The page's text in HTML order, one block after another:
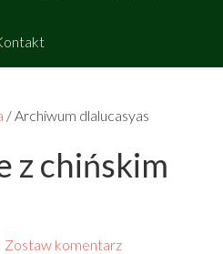
/Archiwum dlalucasyas
z chińskim
Zostaw komentarz